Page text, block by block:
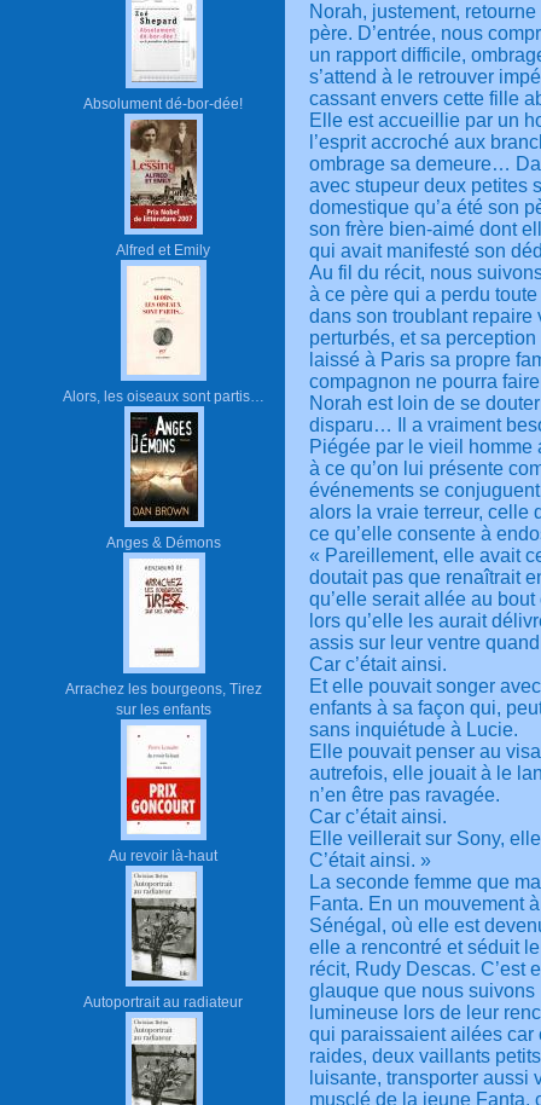
Absolument dé-bor-dée!
Alfred et Emily
Alors, les oiseaux sont partis…
Anges & Démons
Arrachez les bourgeons, Tirez
sur les enfants
Au revoir là-haut
Autoportrait au radiateur
Norah, justement,
père. D’entrée, nous
un rapport difficile,
s’attend à le retrouver
cassant envers cette fille
Elle est accueillie par un
l’esprit accroché aux
ombrage sa demeure…
avec stupeur deux petites
domestique qu’a été son
son frère bien-aimé dont
qui avait manifesté son
Au fil du récit, nous
à ce père qui a perdu
dans son troublant repaire
perturbés, et sa
laissé à Paris sa propre
compagnon ne pourra
Norah est loin de se
disparu… Il a vraiment
Piégée par le vieil homme
à ce qu’on lui présente
événements se
alors la vraie terreur, celle
ce qu’elle consente à
« Pareillement, elle avait
doutait pas que renaîtrait
qu’elle serait allée au
lors qu’elle les aurait
assis sur leur ventre
Car c’était ainsi.
Et elle pouvait songer
enfants à sa façon qui,
sans inquiétude à Lucie.
Elle pouvait penser au
autrefois, elle jouait à le
n’en être pas ravagée.
Car c’était ainsi.
Elle veillerait sur Sony,
C’était ainsi. »
La seconde femme que
Fanta. En un mouvement
Sénégal, où elle est
elle a rencontré et séduit
récit, Rudy Descas. C’est
glauque que nous
lumineuse lors de leur
qui paraissaient ailées car
raides, deux vaillants
luisante, transporter
musclé de la jeune Fanta,